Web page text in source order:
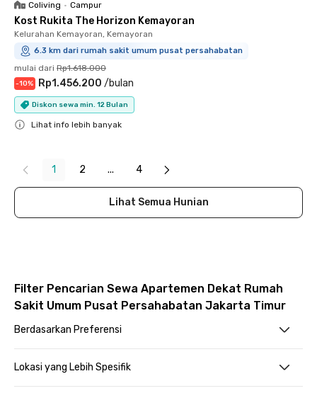
Coliving • Campur
Kost Rukita The Horizon Kemayoran
Kelurahan Kemayoran, Kemayoran
6.3 km dari rumah sakit umum pusat persahabatan
mulai dari Rp1.618.000
-10% Rp1.456.200 /bulan
Diskon sewa min. 12 Bulan
Lihat info lebih banyak
1 2 ... 4
Lihat Semua Hunian
Filter Pencarian Sewa Apartemen Dekat Rumah
Sakit Umum Pusat Persahabatan Jakarta Timur
Berdasarkan Preferensi
Lokasi yang Lebih Spesifik